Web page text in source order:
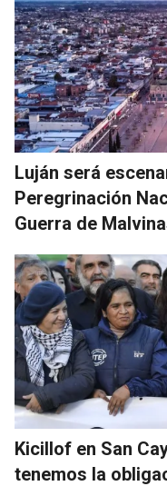
Luján será
Peregrinación
Guerra de
Kicillof en San
tenemos la